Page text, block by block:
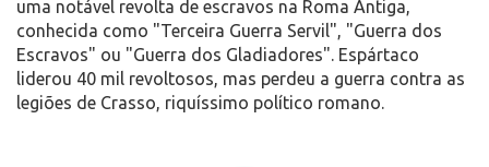
uma notável revolta de escravos na Roma Antiga,
conhecida como "Terceira Guerra Servil", "Guerra dos
Escravos" ou "Guerra dos Gladiadores". Espártaco
liderou 40 mil revoltosos, mas perdeu a guerra contra as
legiões de Crasso, riquíssimo político romano.